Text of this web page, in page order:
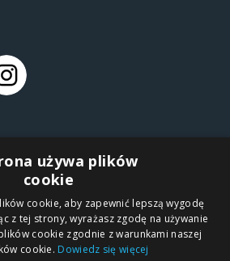
Copyright © 2012-2026
Sklep internetowy
iPICASSO.PL
Malowanie po
numerach – zbliż
używa plików
cookie
cookie, aby zapewnić lepszą wygodę
z tej strony, wyrażasz zgodę na używanie
cookie zgodnie z warunkami naszej
cookie. Dowiedz się więcej